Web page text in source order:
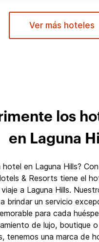
Ver más hoteles
los
en Laguna
hotel en Laguna Hills?
& Resorts tiene el
a Laguna Hills.
brindar un servicio
para cada
de lujo, boutique
tenemos una marca de